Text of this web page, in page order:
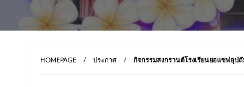
HOMEPAGE ประกาศ กิจกรรมสงกรานต์โรงเรียนยอแซฟอุป